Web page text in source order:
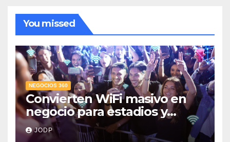
You missed
NEGOCIOS 360
Convierten WiFi masivo en
negocio para estadios y
festivales
JODP